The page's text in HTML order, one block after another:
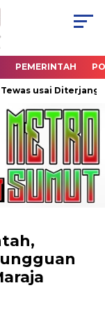
PEMERINTAH
usai Diterjang